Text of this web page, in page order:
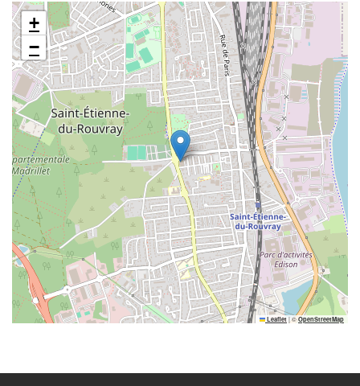
+
−
Leaflet |© OpenStreetMap